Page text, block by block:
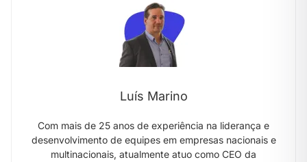
Luís Marino
Com mais de 25 anos de experiência na liderança e
desenvolvimento de equipes em empresas nacionais e
multinacionais, atualmente atuo como CEO da